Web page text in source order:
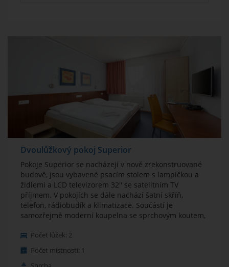
Dvoulůžkový pokoj Superior
Pokoje Superior se nacházejí v nově zrekonstruované
budově, jsou vybavené psacím stolem s lampičkou a
židlemi a LCD televizorem 32'' se satelitním TV
příjmem. V pokojích se dále nachází šatní skříň,
telefon, rádiobudík a klimatizace. Součástí je
samozřejmě moderní koupelna se sprchovým koutem,
rezervaci můžete uvést, zda požadujete TWIN nebo
DBL uspořádání postelí. V případě uspořádání DBL
jsou jednotlivé matrace přímo u sebe – není mezi nimi
Počet lůžek: 2
Počet místností: 1